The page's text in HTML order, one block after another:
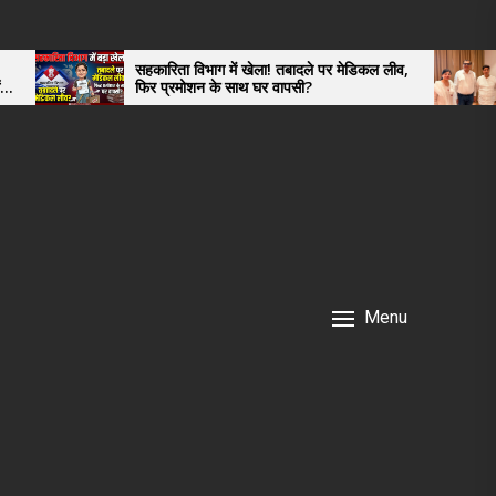
विभाग में खेला! तबादले पर मेडिकल लीव,
के साथ घर वापसी?
कैबिनेट मंत्री प्रदीप
ट्रॉमा सेंटर का
सराहा
Menu